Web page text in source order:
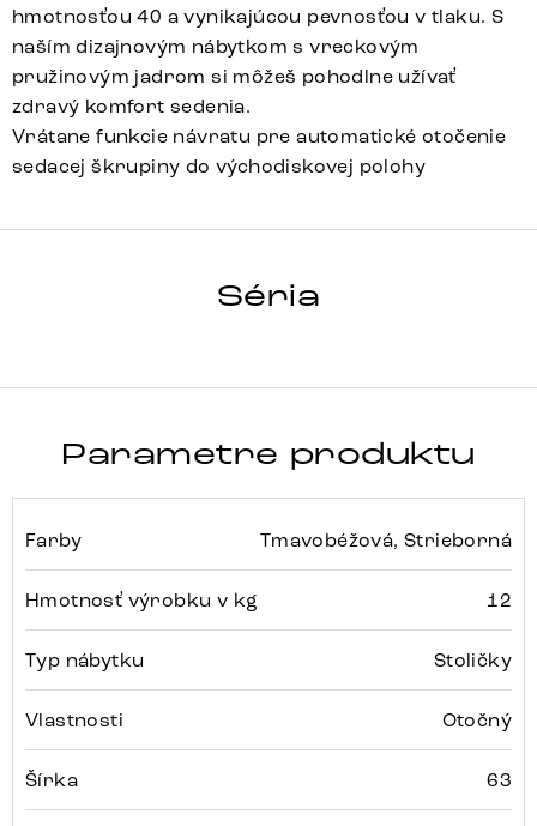
hmotnosťou 40 a vynikajúcou pevnosťou v tlaku. S
naším dizajnovým nábytkom s vreckovým
pružinovým jadrom si môžeš pohodlne užívať
zdravý komfort sedenia.
Vrátane funkcie návratu pre automatické otočenie
sedacej škrupiny do východiskovej polohy
Séria
Heira-Flex
Array
Parametre produktu
Farby Tmavobéžová, Strieborná
Hmotnosť výrobku v kg 12
Typ nábytku Stoličky
Vlastnosti Otočný
Šírka 63